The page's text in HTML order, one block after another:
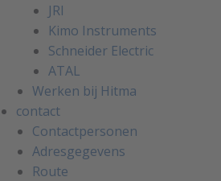
JRI
Kimo Instruments
Schneider Electric
ATAL
Werken bij Hitma
contact
Contactpersonen
Adresgegevens
Route